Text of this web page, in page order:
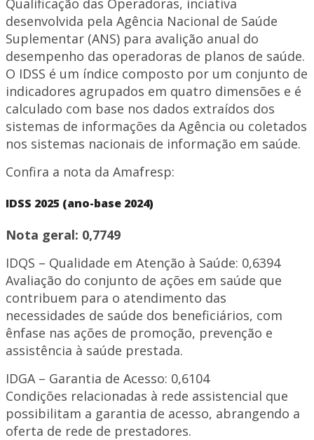
Qualificação das Operadoras, inciativa
desenvolvida pela Agência Nacional de Saúde
Suplementar (ANS) para avalição anual do
desempenho das operadoras de planos de saúde.
O IDSS é um índice composto por um conjunto de
indicadores agrupados em quatro dimensões e é
calculado com base nos dados extraídos dos
sistemas de informações da Agência ou coletados
nos sistemas nacionais de informação em saúde.
Confira a nota da Amafresp:
IDSS 2025 (ano-base 2024)
Nota geral: 0,7749
IDQS – Qualidade em Atenção à Saúde: 0,6394
Avaliação do conjunto de ações em saúde que
contribuem para o atendimento das
necessidades de saúde dos beneficiários, com
ênfase nas ações de promoção, prevenção e
assistência à saúde prestada.
IDGA – Garantia de Acesso: 0,6104
Condições relacionadas à rede assistencial que
possibilitam a garantia de acesso, abrangendo a
oferta de rede de prestadores.